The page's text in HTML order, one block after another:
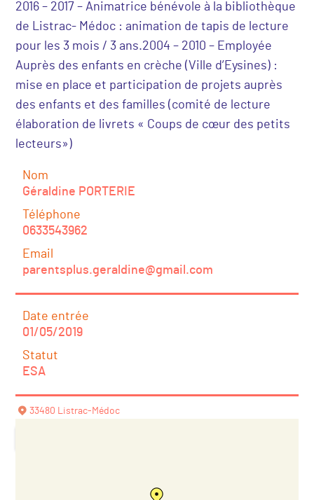
Nom
Géraldine PORTERIE
Téléphone
0633543962
Email
parentsplus.geraldine@gmail.com
2016 – 2017 – Animatrice bénévole à la bibliothèque
de Listrac- Médoc : animation de tapis de lecture
pour les 3 mois / 3 ans.2004 – 2010 – Employée
Auprès des enfants en crèche (Ville d’Eysines) :
mise en place et participation de projets auprès
des enfants et des familles (comité de lecture
élaboration de livrets « Coups de cœur des petits
lecteurs»)
Date entrée
01/05/2019
Statut
ESA
33480 Listrac-Médoc